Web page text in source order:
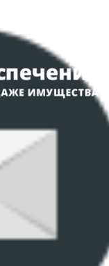
торгов
COOKIE-
по оказанию
авторским